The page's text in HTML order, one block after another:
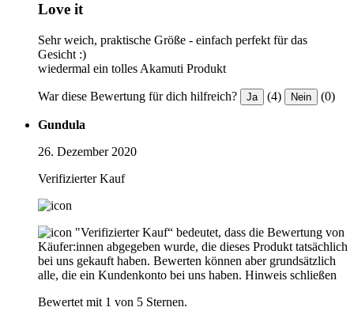
Love it
Sehr weich, praktische Größe - einfach perfekt für das
Gesicht :)
wiedermal ein tolles Akamuti Produkt
War diese Bewertung für dich hilfreich? Ja (4) Nein (0)
Gundula
26. Dezember 2020
Verifizierter Kauf
"Verifizierter Kauf“ bedeutet, dass die Bewertung von
Käufer:innen abgegeben wurde, die dieses Produkt tatsächlich
bei uns gekauft haben. Bewerten können aber grundsätzlich
alle, die ein Kundenkonto bei uns haben. Hinweis schließen
Bewertet mit 1 von 5 Sternen.